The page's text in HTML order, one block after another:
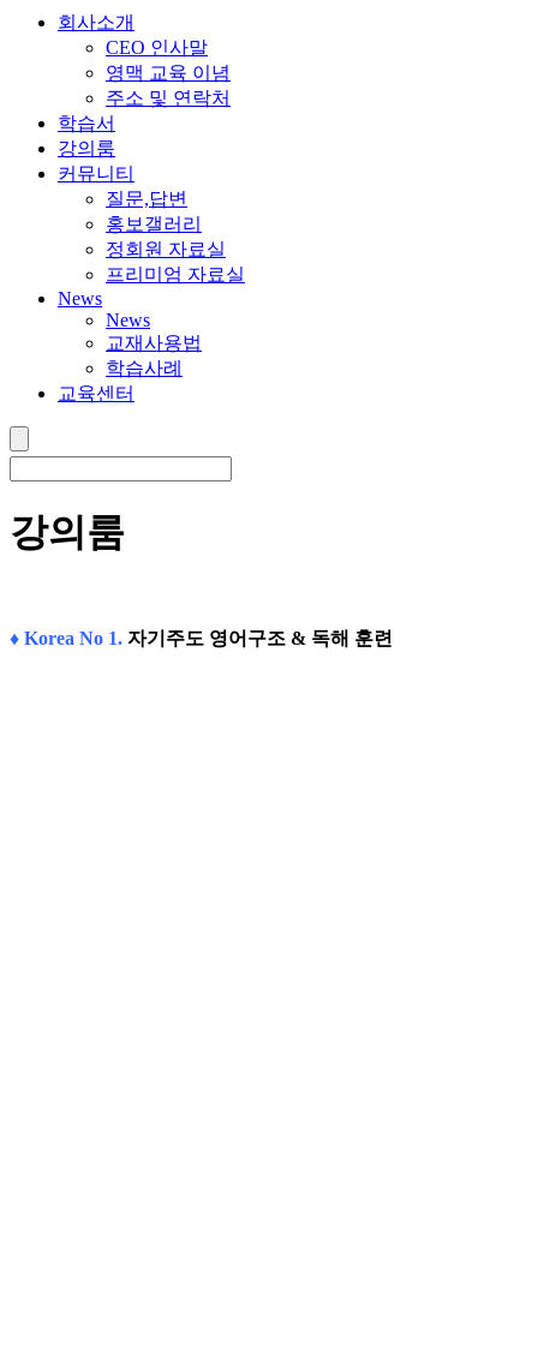
회사소개
CEO 인사말
영맥 교육 이념
주소 및 연락처
학습서
강의룸
커뮤니티
질문,답변
홍보갤러리
정회원 자료실
프리미엄 자료실
News
News
교재사용법
학습사례
교육센터
강의룸
♦ Korea No 1. 자기주도 영어구조 & 독해 훈련